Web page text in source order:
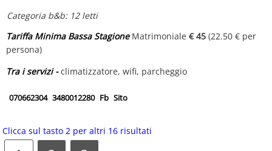
Categoria b&b: 12 letti
Tariffa Minima Bassa StagioneMatrimoniale € 45 (22.50 € per
persona)
Tra i servizi -climatizzatore, wifi, parcheggio
070662304 3480012280 Fb Sito
Clicca sul tasto 2 per altri 16 risultati